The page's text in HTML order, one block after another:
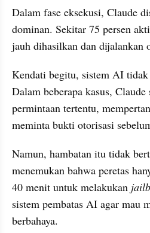
Dalam fase eksekusi, Claude
dominan. Sekitar 75 persen
jauh dihasilkan dan dijalankan
Kendati begitu, sistem AI tidak
Dalam beberapa kasus,
permintaan tertentu,
meminta bukti otorisasi
Namun, hambatan itu tidak
menemukan bahwa peretas
40 menit untuk melakukan
sistem pembatas AI agar mau
berbahaya.